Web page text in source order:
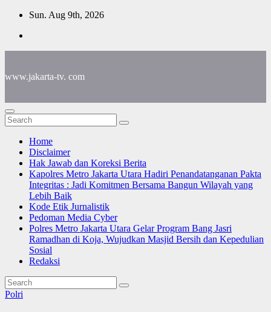
Skip
content
Sun. Aug 9th, 2026
www.jakarta-tv. com
Home
Disclaimer
Hak Jawab dan Koreksi Berita
Kapolres Metro Jakarta Utara Hadiri Penandatanganan Pakta
Integritas : Jadi Komitmen Bersama Bangun Wilayah yang
Lebih Baik
Kode Etik Jurnalistik
Pedoman Media Cyber
Polres Metro Jakarta Utara Gelar Program Bang Jasri
Ramadhan di Koja, Wujudkan Masjid Bersih dan Kepedulian
Sosial
Redaksi
Polri